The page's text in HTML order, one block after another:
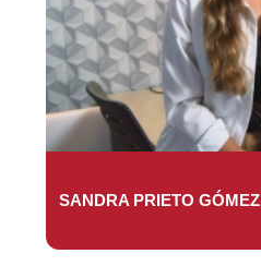
SANDRA PRIETO GÓMEZ